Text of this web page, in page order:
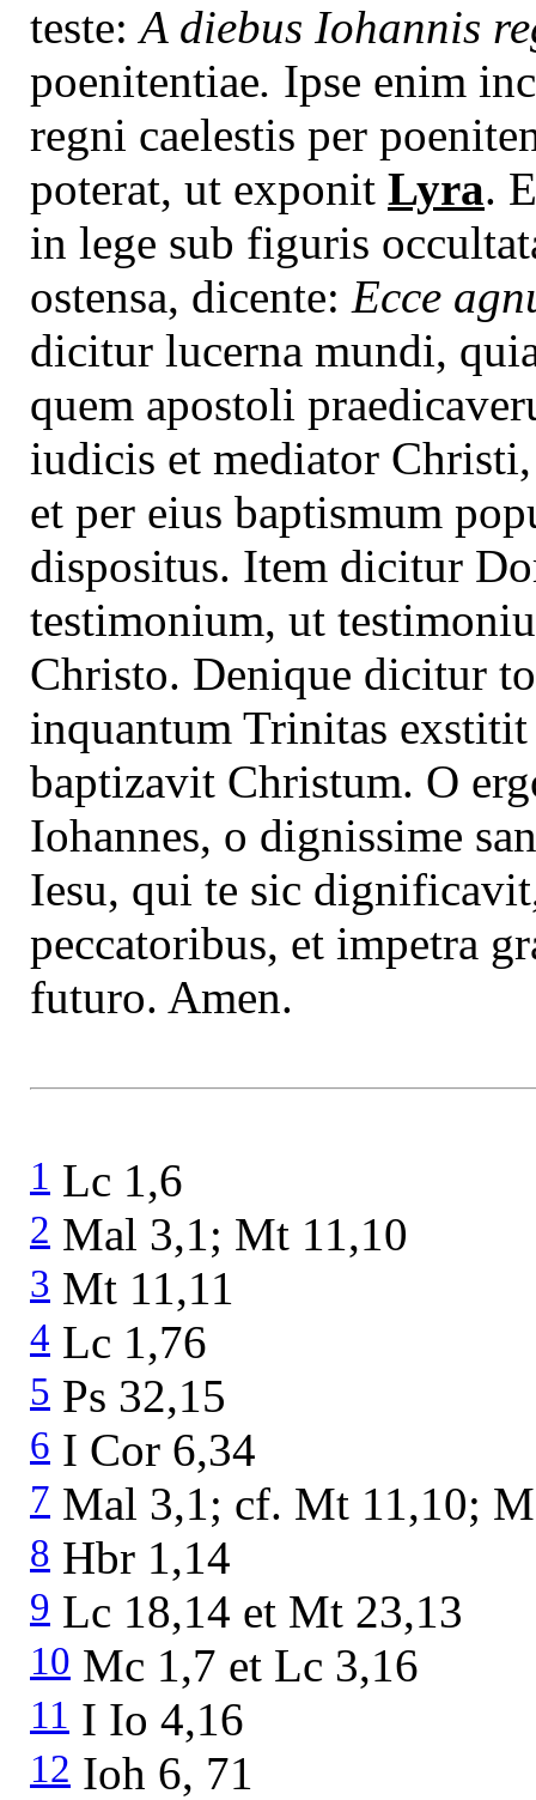
teste:A diebus Iohannis
poenitentiae. Ipse enim
regni caelestis per
poterat, ut exponit Lyra.
in lege sub figuris
ostensa, dicente: Ecce
dicitur lucerna mundi,
quem apostoli
iudicis et mediator
et per eius baptismum
dispositus. Item dicitur
testimonium, ut
Christo. Denique dicitur
inquantum Trinitas
baptizavit Christum. O
Iohannes, o dignissime
Iesu, qui te sic
peccatoribus, et impetra
futuro. Amen.
1 Lc 1,6
2 Mal 3,1; Mt 11,10
3 Mt 11,11
4 Lc 1,76
5 Ps 32,15
6 I Cor 6,34
7 Mal 3,1; cf. Mt 11,10;
8 Hbr 1,14
9 Lc 18,14 et Mt 23,13
10 Mc 1,7 et Lc 3,16
11 I Io 4,16
12 Ioh 6, 71